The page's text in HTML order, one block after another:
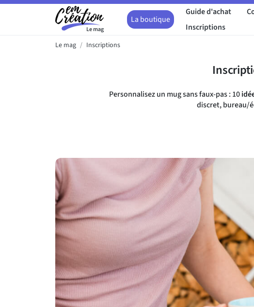
Le mag
La boutique
Guide d'achat
Inscriptions
Le mag Inscriptions
Personnalisez un mug sans faux-pas : 10
discret, bureau/